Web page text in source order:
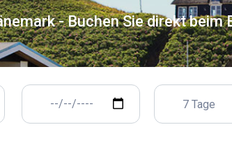
- Buchen Sie direkt beim
7 Tage